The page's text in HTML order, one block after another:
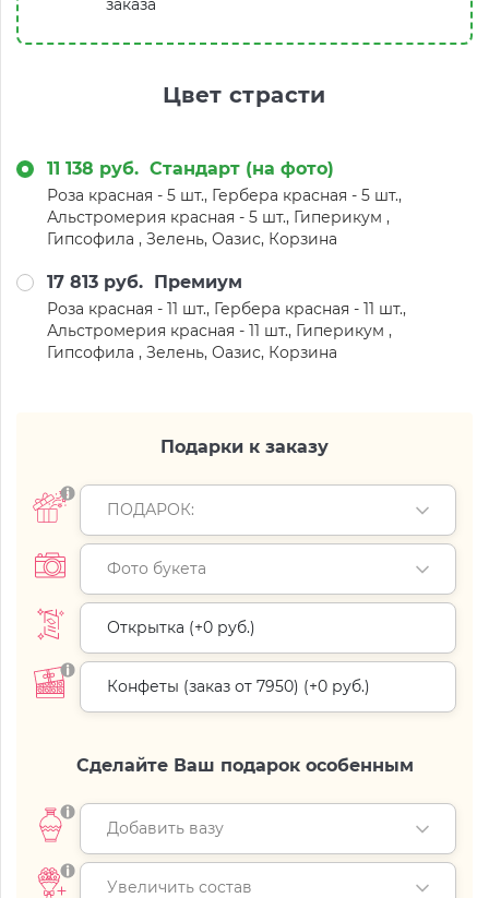
заказа
Цвет страсти
11 138 руб. Стандарт (на фото)
Роза красная - 5 шт., Гербера красная - 5 шт.,
Альстромерия красная - 5 шт., Гиперикум ,
Гипсофила , Зелень, Оазис, Корзина
17 813 руб. Премиум
Роза красная - 11 шт., Гербера красная - 11 шт.,
Альстромерия красная - 11 шт., Гиперикум ,
Гипсофила , Зелень, Оазис, Корзина
Подарки к заказу
ПОДАРОК:
Фото букета
Открытка (+0 руб.)
Конфеты (заказ от 7950) (+0 руб.)
Сделайте Ваш подарок особенным
Добавить вазу
Увеличить состав